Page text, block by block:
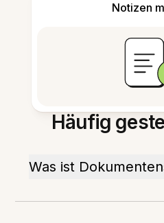
Notizen
Häufig
Was ist